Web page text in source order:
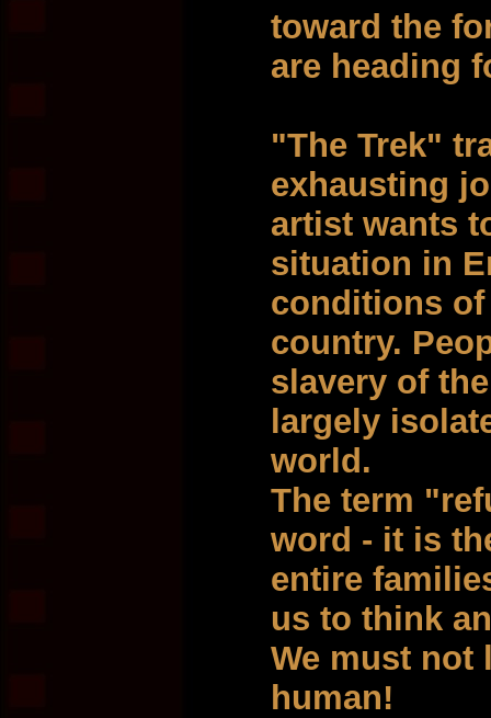
toward the
are heading
"The Trek"
exhausting
artist wants
situation in
conditions
country.
slavery of
largely
world.
The term
word - it is
entire
us to think
We must not
human!